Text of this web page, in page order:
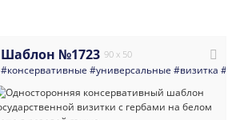
Шаблон №1723 90 x 50
#консервативные #универсальные #визитка